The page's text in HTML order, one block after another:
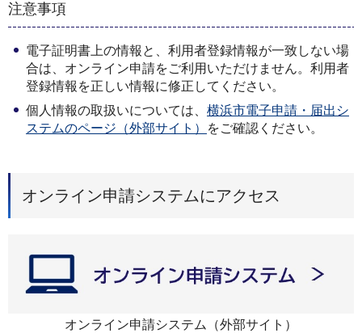
注意事項
電子証明書上の情報と、利用者登録情報が一致しない場
合は、オンライン申請をご利用いただけません。利用者
登録情報を正しい情報に修正してください。
個人情報の取扱いについては、 横浜市電子申請・届出シ
ステムのページ（外部サイト）
をご確認ください。
オンライン申請システムにアクセス
オンライン申請システム（外部サイト）